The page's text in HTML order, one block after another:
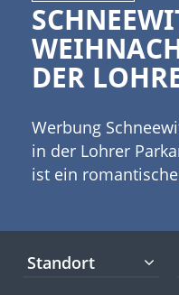
DER
Werbung
in der Lohrer
ist ein
14.12. 2025
Standort